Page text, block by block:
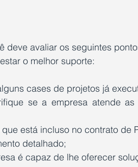
deve avaliar os seguintes
o melhor suporte:
cases de projetos já
se a empresa atende
está incluso no contrato de
detalhado;
é capaz de lhe oferecer